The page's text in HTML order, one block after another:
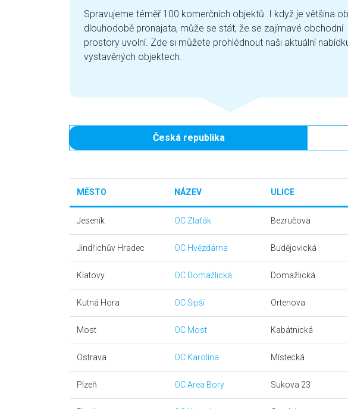
Spravujeme téměř 100 komerčních objektů. I když je většina
dlouhodobě pronajata, může se stát, že se zajímavé obchodní
prostory uvolní. Zde si můžete prohlédnout naši aktuální
vystavěných objektech.
Česká republika
MĚSTO NÁZEV ULICE
Jeseník OC Zlaťák Bezručova
Jindřichův Hradec OC Hvězdárna Budějovická
Klatovy OC Domažlická Domažlická
Kutná Hora OC Šipší Ortenova
Most OC Most Kabátnická
Ostrava OC Karolína Místecká
Plzeň OC Area Bory Sukova 23